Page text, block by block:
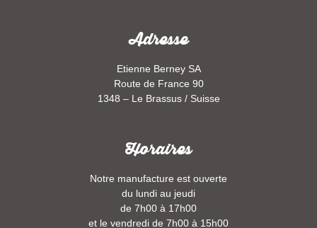
Adresse
Etienne Berney SA
Route de France 90
1348 – Le Brassus / Suisse
Horaires
Notre manufacture est ouverte
du lundi au jeudi
de 7h00 à 17h00
et le vendredi de 7h00 à 15h00